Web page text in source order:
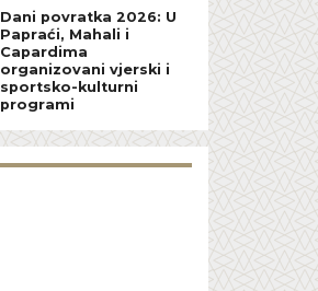
Dani povratka 2026: U
Papraći, Mahali i
Capardima
organizovani vjerski i
sportsko-kulturni
programi